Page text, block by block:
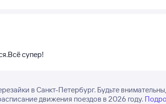
супер!
в Санкт-Петербург. Будьте
движения поездов в 2026 году.